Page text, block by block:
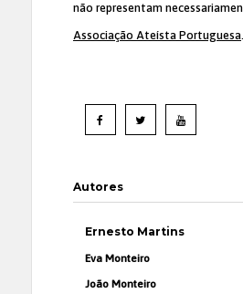
não representam
Associação Ateísta Portuguesa.
Autores
Ernesto Martins
Eva Monteiro
João Monteiro